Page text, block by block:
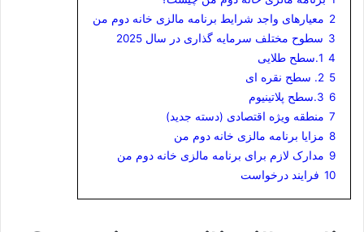
2 معیارهای واجد شرایط برنامه مالزی خانه دوم من
3 سطوح مختلف سرمایه گذاری در سال 2025
4 1.سطح طلایی
5 2. سطح نقره ای
6 3.سطح پلاتینیوم
7 منطقه ویژه اقتصادی (دسته جدید)
8 مزایا برنامه مالزی خانه دوم من
9 مدارک لازم برای برنامه مالزی خانه دوم من
10 فرایند درخواست